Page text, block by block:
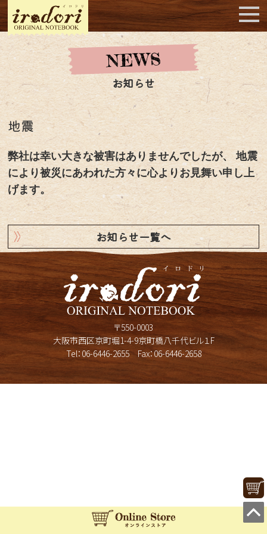
お知らせ
地震
弊社は幸い大きな被害はありませんでしたが、 地震
により被災にあわれた方々に心よりお見舞い申し上
げます。
お知らせ一覧へ
〒550-0003
大阪市西区京町堀1-4-9京町橋八千代ビル１F
Tel：06-6446-2655Fax：06-6446-2658